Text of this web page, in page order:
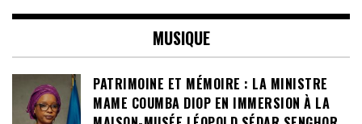
MUSIQUE
PATRIMOINE ET MÉMOIRE : LA MINISTRE
MAME COUMBA DIOP EN IMMERSION À LA